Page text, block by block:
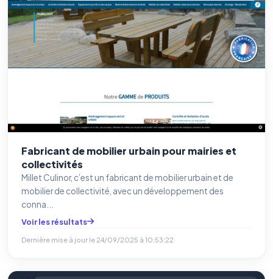
Fabricant de mobilier urbain pour mairies et
collectivités
Millet Culinor, c’est un fabricant de mobilier urbain et de
mobilier de collectivité, avec un développement des
conna...
Voir les résultats
Dernière mise à jour le 24/09/2025 à 10:53:22
opposer : utilisez lelien dédié en pied de chaque courriel(« Pour
vous opposer à ce suivi ») — sans vous désinscrire des envois — ou
écrivez à contact@logicielreferencement.com . Détail : Politique de
confidentialité(section Traceurs dans les Courriels).